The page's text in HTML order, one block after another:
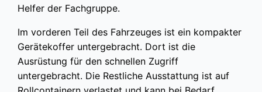
Helfer der Fachgruppe.
Im vorderen Teil des Fahrzeuges ist ein kompakter
Gerätekoffer untergebracht. Dort ist die
Ausrüstung für den schnellen Zugriff
untergebracht. Die Restliche Ausstattung ist auf